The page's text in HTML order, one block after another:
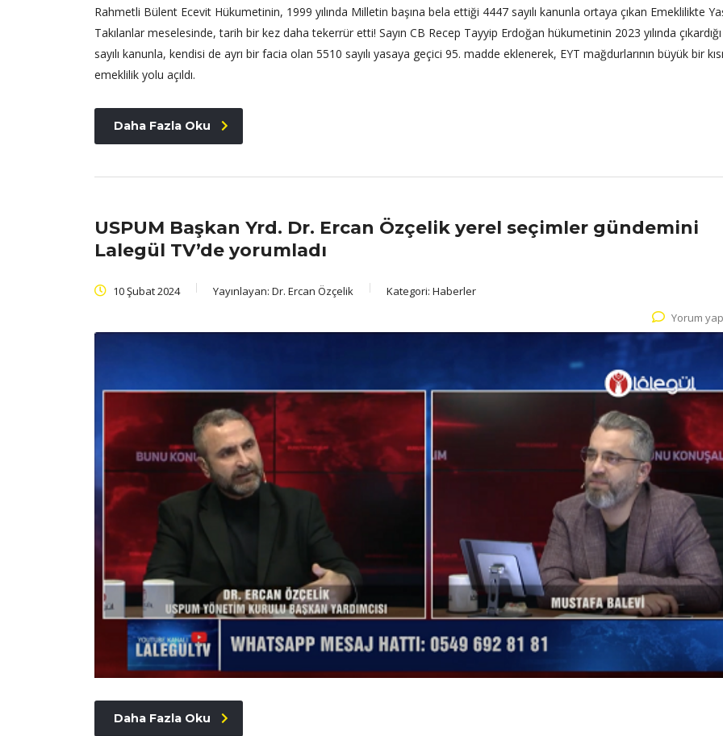
Rahmetli Bülent Ecevit Hükumetinin, 1999 yılında Milletin başına bela ettiği 4447 sayılı kanunla ortaya çıkan Emeklilikte
Takılanlar meselesinde, tarih bir kez daha tekerrür etti! Sayın CB Recep Tayyip Erdoğan hükumetinin 2023 yılında
sayılı kanunla, kendisi de ayrı bir facia olan 5510 sayılı yasaya geçici 95. madde eklenerek, EYT mağdurlarının büyük bir
emeklilik yolu açıldı.
Daha Fazla Oku
USPUM Başkan Yrd. Dr. Ercan Özçelik yerel seçimler gündemini
Lalegül TV’de yorumladı
10 Şubat 2024 Yayınlayan: Dr. Ercan Özçelik Kategori: Haberler
Yorum
Daha Fazla Oku